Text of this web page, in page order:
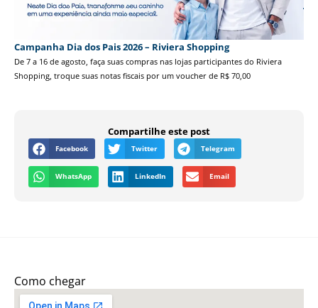
Campanha Dia dos Pais 2026 – Riviera Shopping
De 7 a 16 de agosto, faça suas compras nas lojas participantes do Riviera
Shopping, troque suas notas fiscais por um voucher de R$ 70,00
Compartilhe este post
Facebook Twitter Telegram
WhatsApp LinkedIn Email
Como chegar